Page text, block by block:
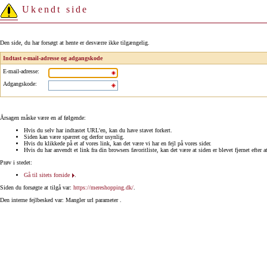
Ukendt side
Den side, du har forsøgt at hente er desværre ikke tilgængelig.
Indtast e-mail-adresse og adgangskode
E-mail-adresse:
Adgangskode:
Årsagen måske være en af følgende:
Hvis du selv har indtastet URL'en, kan du have stavet forkert.
Siden kan være spærret og derfor usynlig.
Hvis du klikkede på et af vores link, kan det være vi har en fejl på vores sider.
Hvis du har anvendt et link fra din browsers favoritliste, kan det være at siden er blevet fjernet efter
Prøv i stedet:
Gå til sitets forside
Siden du forsøgte at tilgå var: https://mereshopping.dk/
Den interne fejlbesked var: Mangler url parameter .